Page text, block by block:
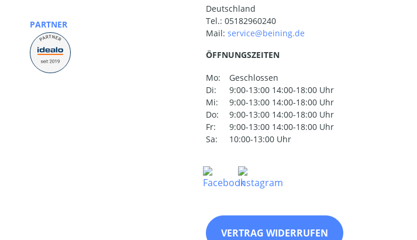
PARTNER
Deutschland
Tel.: 05182960240
Mail:
ÖFFNUNGSZEITEN
Mo:
Geschlossen
Di:
9:00-13:00 14:00-18:00 Uhr
Mi:
9:00-13:00 14:00-18:00 Uhr
Do:
9:00-13:00 14:00-18:00 Uhr
Fr:
9:00-13:00 14:00-18:00 Uhr
Sa:
10:00-13:00 Uhr
VERTRAG WIDERRUFEN